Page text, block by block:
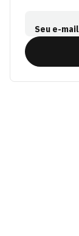
Seu e-mail